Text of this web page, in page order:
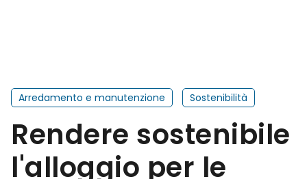
Arredamento e manutenzione Sostenibilità
Rendere sostenibile
l'alloggio per le